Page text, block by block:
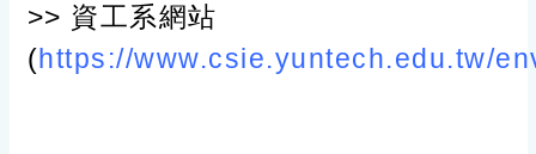
>> 資工系網站
(https://www.csie.yuntech.edu.tw/